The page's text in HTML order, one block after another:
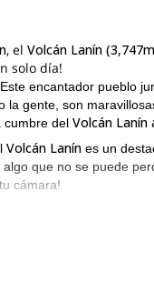
, el Volcán Lanín
solo día!
. Este encantador pueblo
la gente, son
cumbre del Volcán
Volcán Lanín es un
que no se puede
cámara!
es importante que los
para ti. Si te gustaría